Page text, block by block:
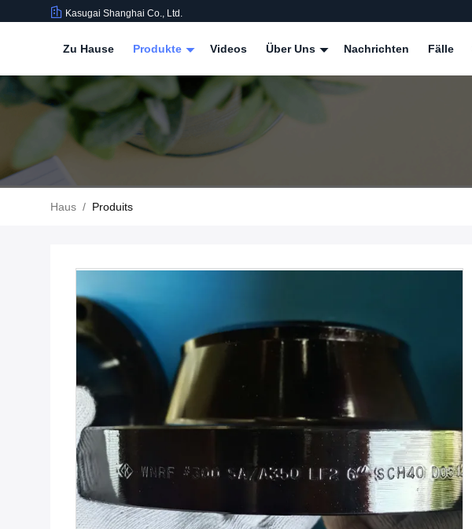
Kasugai Shanghai Co., Ltd.
Zu Hause Produkte Videos Über Uns Nachrichten Fälle
Haus / Produits